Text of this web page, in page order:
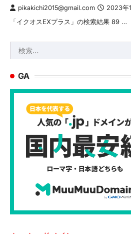
pikakichi2015@gmail.com 2023年
「イクオスEXプラス」の検索結果 89 …
索:
GA